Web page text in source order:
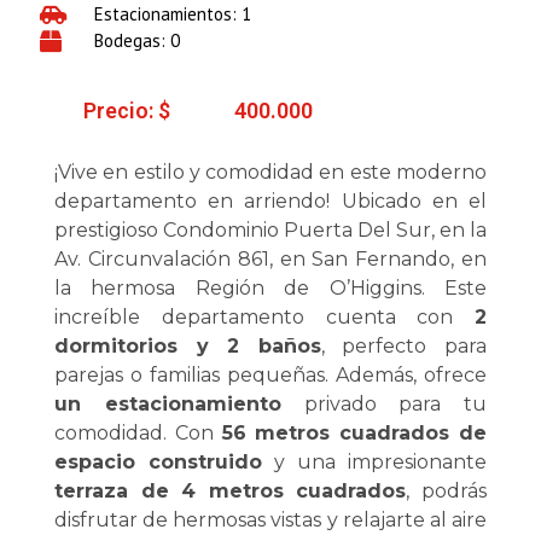
Estacionamientos: 1
Bodegas: 0
Precio: $ 400.000
¡Vive en estilo y comodidad en este moderno
departamento en arriendo! Ubicado en el
prestigioso Condominio Puerta Del Sur, en la
Av. Circunvalación 861, en San Fernando, en
la hermosa Región de O’Higgins. Este
increíble departamento cuenta con 2
dormitorios y 2 baños, perfecto para
parejas o familias pequeñas. Además, ofrece
un estacionamientoprivado para tu
comodidad. Con 56 metros cuadrados de
espacio construido y una impresionante
terraza de 4 metros cuadrados, podrás
disfrutar de hermosas vistas y relajarte al aire